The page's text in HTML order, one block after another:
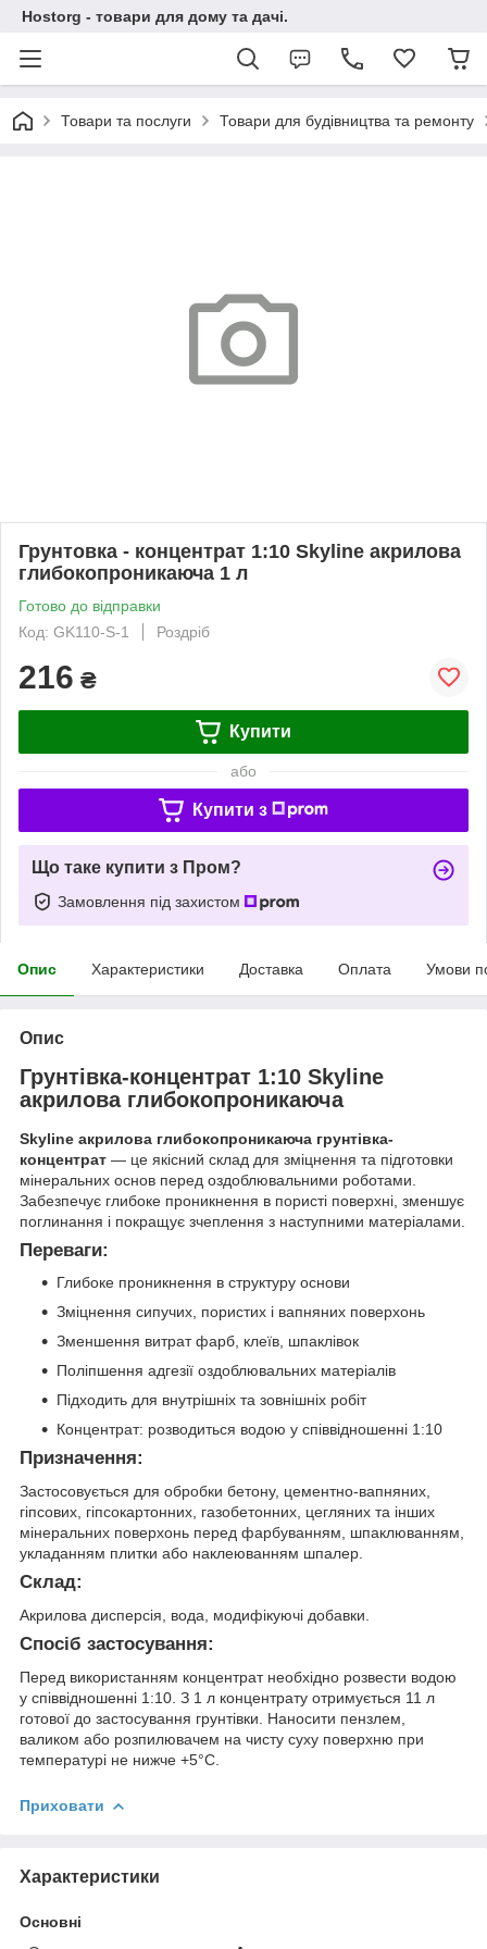
Hostorg - товари для дому та дачі.
Товари та послуги Товари для будівництва та ремонту
Грунтовка - концентрат 1:10 Skyline акрилова
глибокопроникаюча 1 л
Готово до відправки
Код: GK110-S-1
Роздріб
216 ₴
Купити
або
Купити з
Що таке купити з Пром?
Замовлення під захистом
Опис Характеристики Доставка Оплата Умови
Опис
Грунтівка-концентрат 1:10 Skyline
акрилова глибокопроникаюча
Skyline акрилова глибокопроникаюча грунтівка-
концентрат — це якісний склад для зміцнення та підготовки
мінеральних основ перед оздоблювальними роботами.
Забезпечує глибоке проникнення в пористі поверхні, зменшує
поглинання і покращує зчеплення з наступними матеріалами.
Переваги:
Глибоке проникнення в структуру основи
Зміцнення сипучих, пористих і вапняних поверхонь
Зменшення витрат фарб, клеїв, шпаклівок
Поліпшення адгезії оздоблювальних матеріалів
Підходить для внутрішніх та зовнішніх робіт
Концентрат: розводиться водою у співвідношенні 1:10
Призначення:
Застосовується для обробки бетону, цементно-вапняних,
гіпсових, гіпсокартонних, газобетонних, цегляних та інших
мінеральних поверхонь перед фарбуванням, шпаклюванням,
укладанням плитки або наклеюванням шпалер.
Склад:
Акрилова дисперсія, вода, модифікуючі добавки.
Спосіб застосування:
Перед використанням концентрат необхідно розвести водою
у співвідношенні 1:10. З 1 л концентрату отримується 11 л
готової до застосування грунтівки. Наносити пензлем,
валиком або розпилювачем на чисту суху поверхню при
температурі не нижче +5°C.
Приховати
Характеристики
Основні